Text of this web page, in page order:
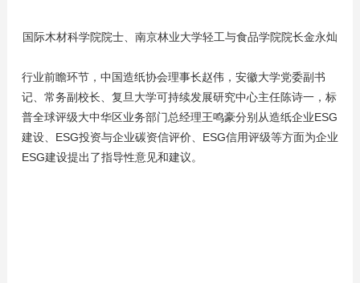
国际木材科学院院士、南京林业大学轻工与食品学院院长金永灿
行业前瞻环节，中国造纸协会理事长赵伟，安徽大学党委副书
记、常务副校长、复旦大学可持续发展研究中心主任陈诗一，标
普全球评级大中华区业务部门总经理王鸣豪分别从造纸企业ESG
建设、ESG投资与企业碳资信评价、ESG信用评级等方面为企业
ESG建设提出了指导性意见和建议。